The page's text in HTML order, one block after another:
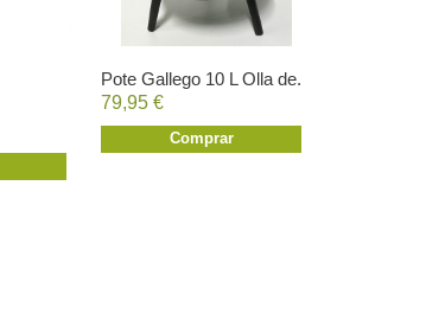
Pote Gallego 10 L Olla de...
79,95 €
Comprar